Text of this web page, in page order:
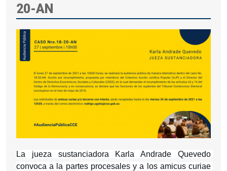
20-AN
La jueza sustanciadora Karla Andrade Quevedo
convoca a la partes procesales y a los amicus curiae